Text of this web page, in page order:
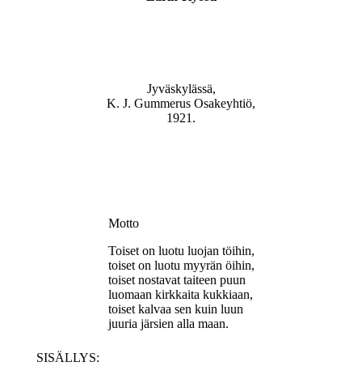
Jyväskylässä,
K. J. Gummerus Osakeyhtiö,
1921.
Motto
Toiset on luotu luojan töihin,
toiset on luotu myyrän öihin,
toiset nostavat taiteen puun
luomaan kirkkaita kukkiaan,
toiset kalvaa sen kuin luun
juuria järsien alla maan.
SISÄLLYS: